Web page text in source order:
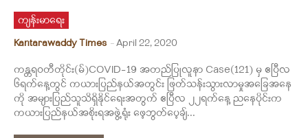
ကျန်းမာရေး
Kantarawaddy Times -April 22, 2020
ကန္တရဝတီတိုင်း(မ်)COVID-19 အတည်ပြုလူနာ Case(121) မှ ဧပြီလ
၆ရက်နေ့တွင် ကယားပြည်နယ်အတွင်း ဖြတ်သန်းသွားလာမှုအခြေအနေ
ကို အများပြည်သူသိရှိနိုင်ရေးအတွက် ဧပြီလ ၂၂ရက်နေ့ ညနေပိုင်းက
ကယားပြည်နယ်အစိုးရအဖွဲ့ရုံး ဖေ့ဘွတ်ပေ့ချ်...